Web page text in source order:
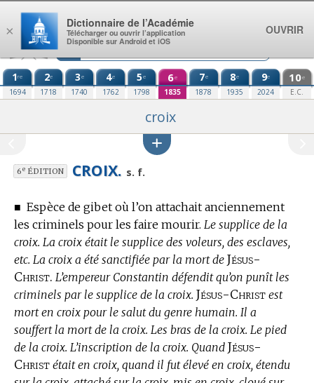
Aller au contenu
1re
1694
2e
1718
3e
1740
4e
1762
5e
1798
6e
1835
7e
1878
8e
1935
9e
2024
10e
E.C.
croix
6eÉDITION CROIX. s. f.
■ Espèce de gibet où l’on attachait anciennement
les criminels pour les faire mourir. Le supplice de la
croix. La croix était le supplice des voleurs, des esclaves,
etc. La croix a été sanctifiée par la mort de Jésus-
Christ. L’empereur Constantin défendit qu’on punît les
criminels par le supplice de la croix. Jésus-Christ est
mort en croix pour le salut du genre humain. Il a
souffert la mort de la croix. Les bras de la croix. Le pied
de la croix. L’inscription de la croix. Quand Jésus-
Christ était en croix, quand il fut élevé en croix, étendu
×
Dictionnaire de l’Académie
Télécharger ou ouvrir l’application
Disponible sur Android et iOS
OUVRIR